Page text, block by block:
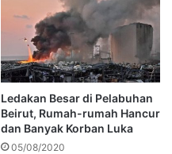
Ledakan Besar di Pelabuhan
Beirut, Rumah-rumah Hancur
dan Banyak Korban Luka
05/08/2020